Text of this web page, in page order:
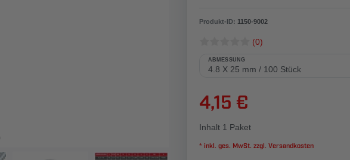
Produkt-ID: 1150-9002
(0)
ABMESSUNG
4,15 €
Inhalt 1 Paket
* inkl. ges. MwSt. zzgl. Versandkosten